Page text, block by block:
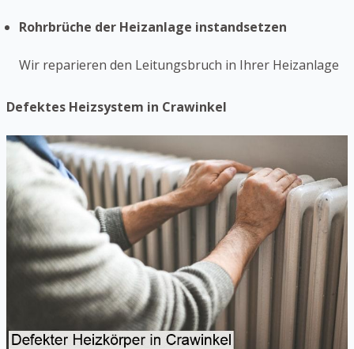
Rohrbrüche der Heizanlage instandsetzen
Wir reparieren den Leitungsbruch in Ihrer Heizanlage
Defektes Heizsystem in Crawinkel